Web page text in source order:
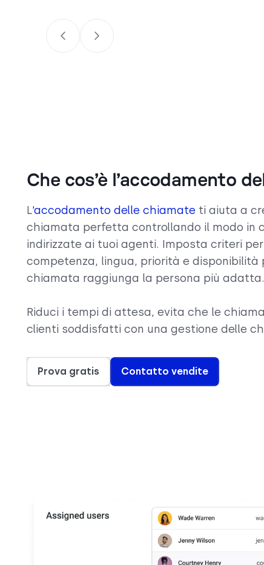
Che cos’è l’accodamento
L‘accodamento delle chiamate ti aiuta a
chiamata perfetta controllando il modo in
indirizzate ai tuoi agenti. Imposta criteri
competenza, lingua, priorità e disponibilità
chiamata raggiunga la persona più adatta.
Riduci i tempi di attesa, evita che le
clienti soddisfatti con una gestione delle
Prova gratis Contatto vendite